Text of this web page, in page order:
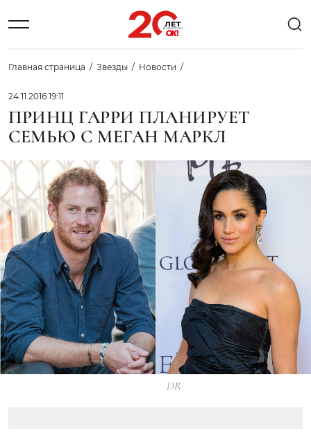
Главная страница Звезды Новости
24.11.2016 19:11
ПРИНЦ ГАРРИ ПЛАНИРУЕТ
СЕМЬЮ С МЕГАН МАРКЛ
DR